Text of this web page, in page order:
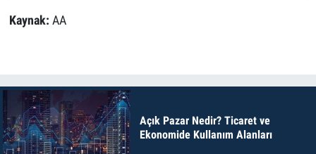
Kaynak: AA
Açık Pazar Nedir? Ticaret ve
Ekonomide Kullanım Alanları